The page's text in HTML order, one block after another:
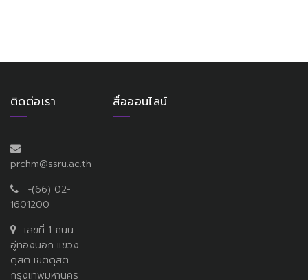
ติดต่อเรา
prchm@ssru.ac.th
+(66) 02-
1601200
เลขที่ 1 ถนน
อู่ทองนอก แขวง
ดุสิต เขตดุสิต
กรุงเทพมหานคร
สื่อออนไลน์